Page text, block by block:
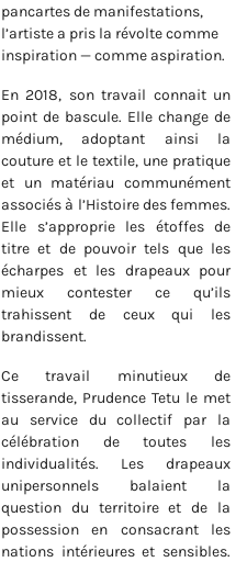
pancartes de manifestations,
l’artiste a pris la révolte comme
inspiration—comme aspiration.
En 2018, son travail connait un
point de bascule. Elle change de
médium, adoptant ainsi la
couture et le textile, une pratique
et un matériau communément
associés à l’Histoire des femmes.
Elle s’approprie les étoffes de
titre et de pouvoir tels que les
écharpes et les drapeaux pour
mieux contester ce qu’ils
trahissent de ceux qui les
brandissent.
Ce travail minutieux de
tisserande, Prudence Tetu le met
au service du collectif par la
célébration de toutes les
individualités. Les drapeaux
unipersonnels balaient la
question du territoire et de la
possession en consacrant les
nations intérieures et sensibles.